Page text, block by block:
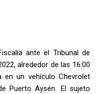
ante el Tribunal de
alrededor de las 16:00
en un vehículo Chevrolet
Puerto Aysén. El sujeto